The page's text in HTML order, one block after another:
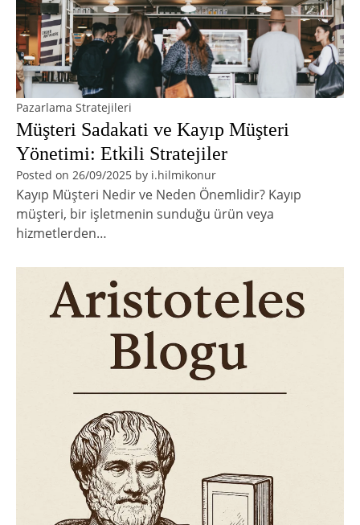
Pazarlama Stratejileri
Müşteri Sadakati ve Kayıp Müşteri
Yönetimi: Etkili Stratejiler
Posted on 26/09/2025 by i.hilmikonur
Kayıp Müşteri Nedir ve Neden Önemlidir? Kayıp
müşteri, bir işletmenin sunduğu ürün veya
hizmetlerden…